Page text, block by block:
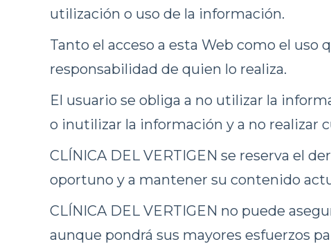
utilización o uso de la información.
Tanto el acceso a esta Web como el
responsabilidad de quien lo realiza.
El usuario se obliga a no utilizar la
o inutilizar la información y a no realizar
CLÍNICA DEL VERTIGEN se reserva el
oportuno y a mantener su contenido
CLÍNICA DEL VERTIGEN no puede
aunque pondrá sus mayores esfuerzos